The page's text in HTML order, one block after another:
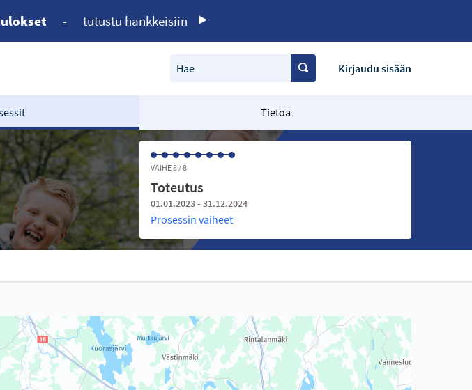
- tutustu hankkeisiin
Hae Kirjaudu sisään
Tietoa
VAIHE 8 / 8
Toteutus
01.01.2023 - 31.12.2024
Prosessin vaiheet
voi käyttää ruudunlukijalla, mutta se voi olla vaikeaselkoinen.